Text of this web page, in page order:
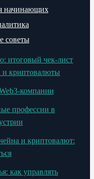
начинающих
советы
итоговый чек-лист
и криптовалюты
компании
профессии в
и криптовалют:
как управлять